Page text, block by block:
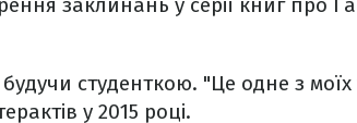
студенткою. "Це одне з
у 2015 році.